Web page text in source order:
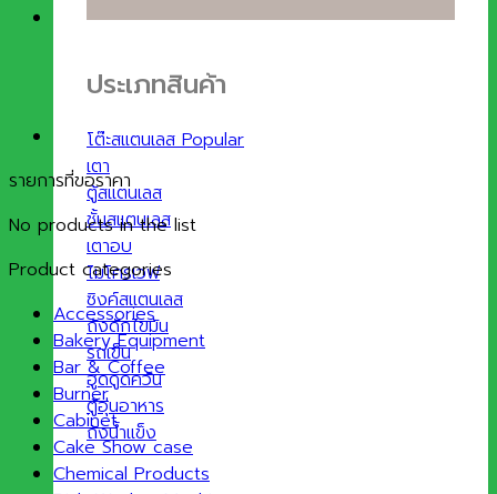
ประเภทสินค้า
โต๊ะสแตนเลส
เตา
ตู้สแตนเลส
ชั้นสแตนเลส
เตาอบ
ไมโครเวฟ
ซิงค์สแตนเลส
ถังดักไขมัน
รถเข็น
ฮูดดูดควัน
ตู้อุ่นอาหาร
ถังน้ำแข็ง
รายการที่ขอราคา
No products in the list
Product categories
Accessories
Bakery Equipment
Bar & Coffee
Burner
Cabinet
Cake Show case
Chemical Products